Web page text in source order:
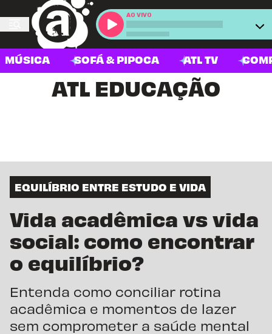
AO VIVO
MÚSICA SOFÁ & PIPOCA ATL TV
ATL EDUCAÇÃO
EQUILÍBRIO ENTRE ESTUDO E VIDA
Vida acadêmica vs vida
social: como encontrar
o equilíbrio?
Entenda como conciliar rotina
acadêmica e momentos de lazer
sem comprometer a saúde mental